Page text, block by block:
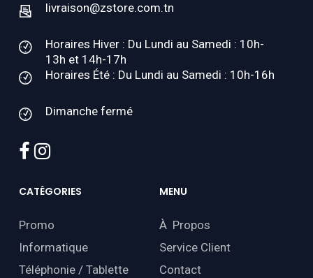
livraison@zstore.com.tn
Horaires Hiver : Du Lundi au Samedi : 10h-
13h et 14h-17h
Horaires Été : Du Lundi au Samedi : 10h-16h
Dimanche fermé
facebook
instagram
CATÉGORIES
Promo
Informatique
Téléphonie / Tablette
MENU
À Propos
Service Client
Contact